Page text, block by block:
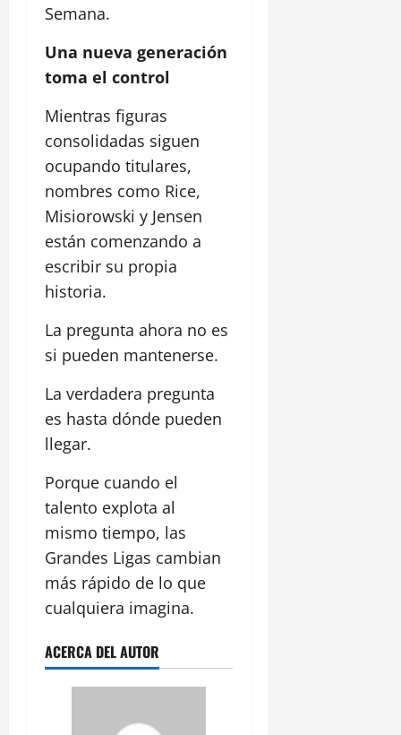
Semana.
Una nueva generación
toma el control
Mientras figuras
consolidadas siguen
ocupando titulares,
nombres como Rice,
Misiorowski y Jensen
están comenzando a
escribir su propia
historia.
La pregunta ahora no es
si pueden mantenerse.
La verdadera pregunta
es hasta dónde pueden
llegar.
Porque cuando el
talento explota al
mismo tiempo, las
Grandes Ligas cambian
más rápido de lo que
cualquiera imagina.
ACERCA DEL AUTOR